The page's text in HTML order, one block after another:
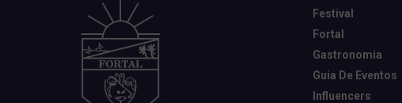
Festival
Fortal
Gastronomia
Guia De Eventos
Influencers